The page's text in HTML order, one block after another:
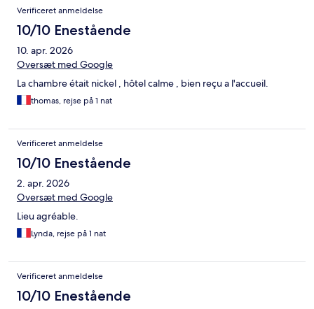
Verificeret anmeldelse
10/10 Enestående
10. apr. 2026
Oversæt med Google
La chambre était nickel , hôtel calme , bien reçu a l'accueil.
thomas, rejse på 1 nat
Verificeret anmeldelse
10/10 Enestående
2. apr. 2026
Oversæt med Google
Lieu agréable.
Lynda, rejse på 1 nat
Verificeret anmeldelse
10/10 Enestående